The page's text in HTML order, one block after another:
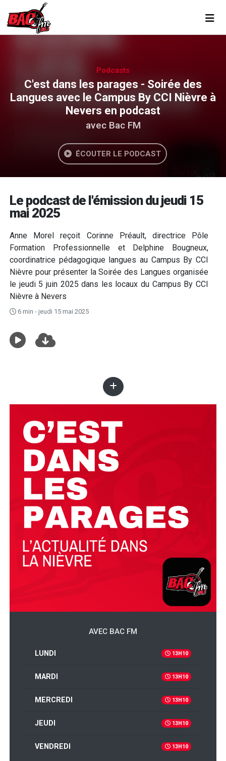
Podcasts
C'est dans les parages - Soirée des
Langues avec le Campus By CCI Nièvre à
Nevers en podcast
avec Bac FM
ÉCOUTER LE PODCAST
Le podcast de l'émission du jeudi 15
mai 2025
Anne Morel reçoit Corinne Préault, directrice Pôle
Formation Professionnelle et Delphine Bougneux,
coordinatrice pédagogique langues au Campus By CCI
Nièvre pour présenter la Soirée des Langues organisée
le jeudi 5 juin 2025 dans les locaux du Campus By CCI
Nièvre à Nevers
6 min - jeudi 15 mai 2025
AVEC BAC FM
LUNDI 13H10
MARDI 13H10
MERCREDI 13H10
JEUDI 13H10
VENDREDI 13H10